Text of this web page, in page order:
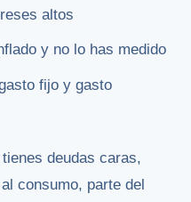
altos
y no lo has medido
fijo y gasto
deudas caras,
consumo, parte del